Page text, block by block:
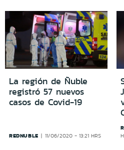
La región de Ñuble
registró 57 nuevos
casos de Covid-19
REDNUBLE 11/06/2020 - 13:21 HRS